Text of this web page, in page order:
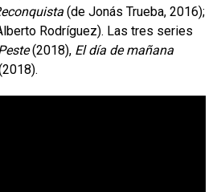
(de Jonás Trueba, 2016);
Rodríguez). Las tres series
(2018), El día de mañana